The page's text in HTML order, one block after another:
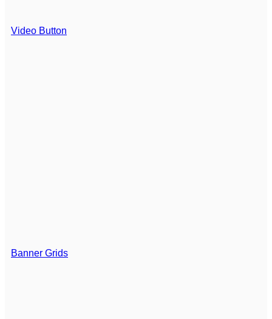
Video Button
Banner Grids